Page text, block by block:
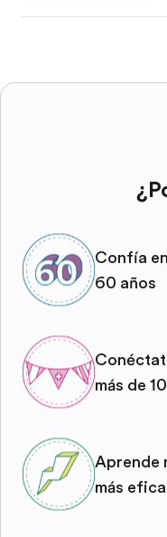
Confía
60 años
más de
Aprende
más